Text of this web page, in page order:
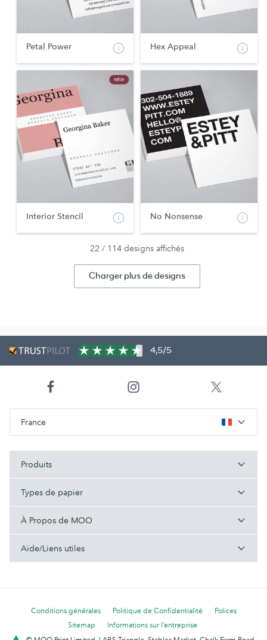
Petal Power Hex Appeal
Interior Stencil No Nonsense
22 / 114 designs affichés
Charger plus de designs
4,5/5
France
Produits
Types de papier
À Propos de MOO
Aide/Liens utiles
Conditions générales Politique de Confidentialité
Polices
Sitemap
Informations sur l’entreprise